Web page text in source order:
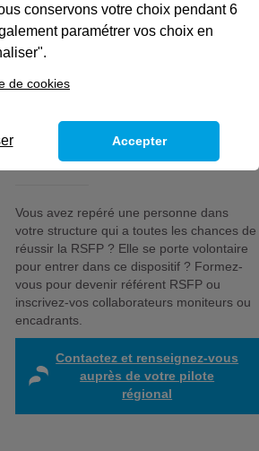
Vous êtes éducateur spécialisé,
moniteur d’ESAT, encadrant
technique ou directeur d’une
une formation pour devenir
Vous avez repéré une personne dans
votre structure qui a toutes les chances de
réussir la RSFP ? Elle se porte volontaire
pour entrer dans ce dispositif ? Formez-
vous pour devenir référent RSFP ou
inscrivez-vos collaborateurs moniteurs ou
encadrants.
Contactez et renseignez-vous
auprès de votre pilote
régional
conservons votre choix pendant 6
paramétrer vos choix en
de cookies
Accepter